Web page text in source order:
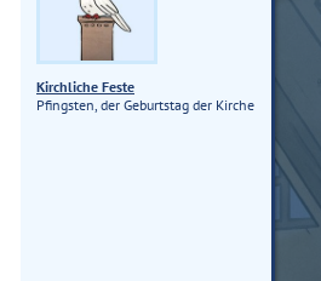
Kirchliche Feste
Pfingsten, der Geburtstag der Kirche